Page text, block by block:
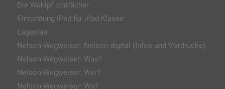
Die Wahlpflichtfächer
Einrichtung iPad für iPad-Klasse
Lageplan
Nelson-Wegweiser: Nelson digital (Infos und Vordrucke)
Nelson-Wegweiser: Was?
Nelson-Wegweiser: Wer?
Nelson-Wegweiser: Wo?